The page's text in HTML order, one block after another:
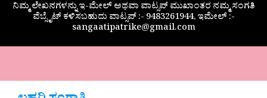
ನಿಮ್ಮ ಲೇಖನಗಳನ್ನು ಇ-ಮೇಲ್ ಅಥವಾ ವಾಟ್ಸಪ್ ಮುಖಾಂತರ ನಮ್ಮ ಸಂಗತಿ
ವೆಬ್ಸೈಟ್ ಕಳಿಸಬಹುದು ವಾಟ್ಸಪ್‌ :- 9483261944, ಇಮೇಲ್ :-
sangaatipatrike@gmail.com